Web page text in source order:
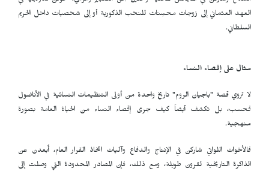
العهد العثماني إلى زوجات محسِنات للنخب الذكورية أو إلى شخصيات داخل الحريم
السلطاني.
مثال على إقصاء النساء
لا تروي قصة "باجيان الروم" تاريخ واحدة من أولى التنظيمات النسائية في الأناضول
فحسب، بل تكشف أيضاً كيف جرى إقصاء النساء من الحياة العامة بصورة
منهجية.
فالأخوات اللواتي شاركن في الإنتاج والدفاع وآليات اتخاذ القرار العام، أُبعدن عن
الذاكرة التاريخية لقرون طويلة، ومع ذلك، فإن المصادر المحدودة التي وصلت إلى